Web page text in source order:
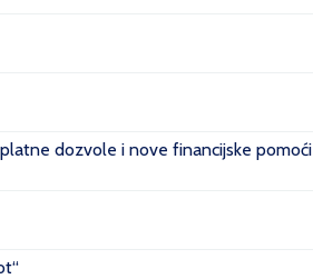
dozvole i nove financijske pomoći